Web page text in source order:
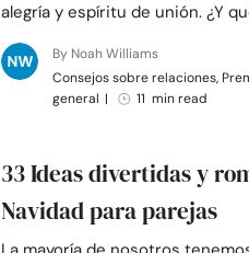
alegría y espíritu de unión. ¿Y
By Noah Williams
Consejos sobre relaciones,
general | 11 min read
33 Ideas divertidas y
Navidad para parejas